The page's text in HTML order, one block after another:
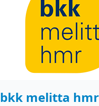
bkk melitta